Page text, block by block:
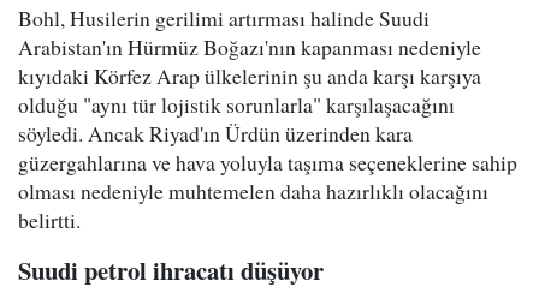
Bohl, Husilerin gerilimi artırması halinde Suudi
Arabistan'ın Hürmüz Boğazı'nın kapanması nedeniyle
kıyıdaki Körfez Arap ülkelerinin şu anda karşı karşıya
olduğu "aynı tür lojistik sorunlarla" karşılaşacağını
söyledi. Ancak Riyad'ın Ürdün üzerinden kara
güzergahlarına ve hava yoluyla taşıma seçeneklerine sahip
olması nedeniyle muhtemelen daha hazırlıklı olacağını
belirtti.
Suudi petrol ihracatı düşüyor